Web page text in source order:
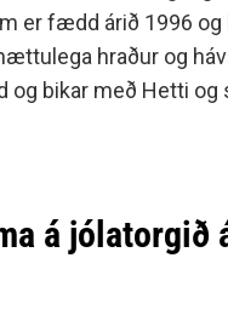
er fædd árið 1996
hraður og
og bikar með Hetti og
á jólatorgið